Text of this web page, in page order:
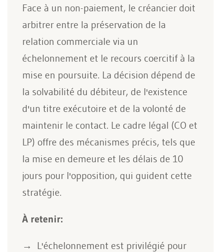
Face à un non-paiement, le créancier doit
arbitrer entre la préservation de la
relation commerciale via un
échelonnement et le recours coercitif à la
mise en poursuite. La décision dépend de
la solvabilité du débiteur, de l'existence
d'un titre exécutoire et de la volonté de
maintenir le contact. Le cadre légal (CO et
LP) offre des mécanismes précis, tels que
la mise en demeure et les délais de 10
jours pour l'opposition, qui guident cette
stratégie.
À retenir:
L'échelonnement est privilégié pour